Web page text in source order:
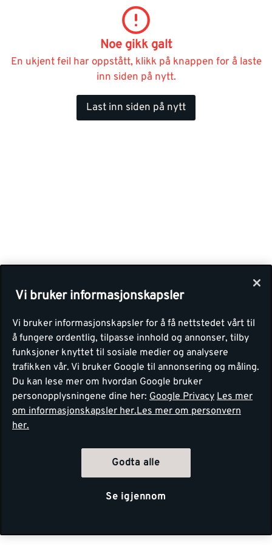
Noe gikk galt
En ukjent feil har oppstått, klikk på knappen for å laste
inn siden på nytt.
Last inn siden på nytt
Vi bruker informasjonskapsler
Vi bruker informasjonskapsler for å få nettstedet vårt til
å fungere ordentlig, tilpasse innhold og annonser, tilby
funksjoner knyttet til sosiale medier og analysere
trafikken vår. Vi bruker Google til annonsering og måling.
Du kan lese mer om hvordan Google bruker
personopplysningene dine her: Google Privacy Les mer
om informasjonskapsler her.Les mer om personvern
her.
Godta alle
Se igjennom